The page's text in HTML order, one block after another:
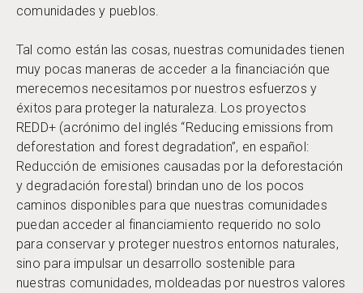
comunidades y pueblos.
Tal como están las cosas, nuestras comunidades tienen
muy pocas maneras de acceder a la financiación que
merecemos necesitamos por nuestros esfuerzos y
éxitos para proteger la naturaleza. Los proyectos
REDD+ (acrónimo del inglés “Reducing emissions from
deforestation and forest degradation”, en español:
Reducción de emisiones causadas por la deforestación
y degradación forestal) brindan uno de los pocos
caminos disponibles para que nuestras comunidades
puedan acceder al financiamiento requerido no solo
para conservar y proteger nuestros entornos naturales,
sino para impulsar un desarrollo sostenible para
nuestras comunidades, moldeadas por nuestros valores